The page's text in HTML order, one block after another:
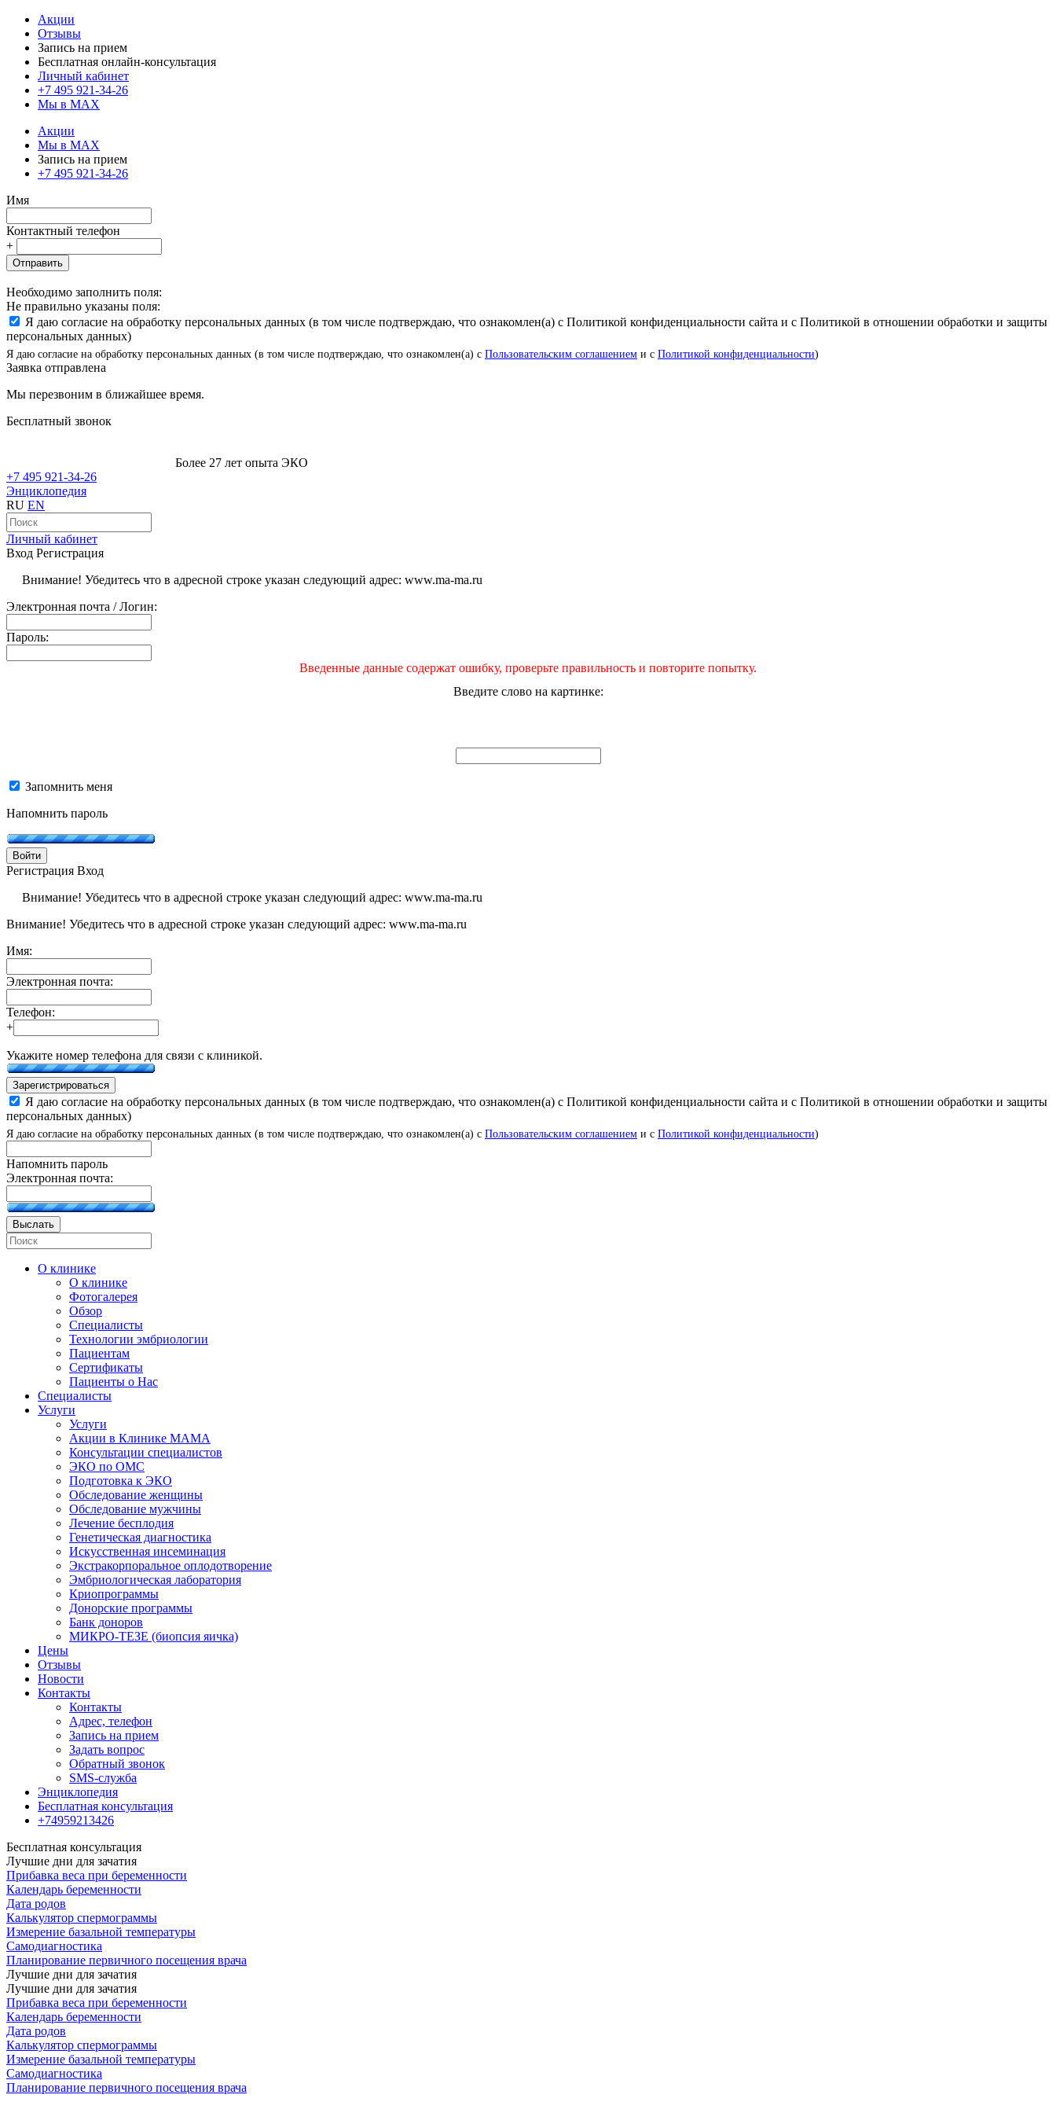
Акции
Отзывы
Запись на прием
Бесплатная онлайн-консультация
Личный кабинет
+7 495 921-34-26
Мы в MAX
Акции
Мы в MAX
Запись на прием
+7 495 921-34-26
Имя
Контактный телефон
+
Отправить
Необходимо заполнить поля:
Не правильно указаны поля:
Я даю согласие на обработку персональных данных (в том числе подтверждаю, что ознакомлен(а) с Политикой конфиденциальности сайта и с Политикой в отношении обработки и защиты
персональных данных)
Я даю согласие на обработку персональных данных (в том числе подтверждаю, что ознакомлен(а) с Пользовательским соглашением и с Политикой конфиденциальности)
Заявка отправлена
Мы перезвоним в ближайшее время.
Бесплатный звонок
Более 27 лет опыта ЭКО
+7 495 921-34-26
Энциклопедия
RU EN
Личный кабинет
Вход Регистрация
Внимание! Убедитесь что в адресной строке указан следующий адрес: www.ma-ma.ru
Электронная почта / Логин:
Пароль:
Введенные данные содержат ошибку, проверьте правильность и повторите попытку.
Введите слово на картинке:
Запомнить меня
Напомнить пароль
Войти
Регистрация Вход
Внимание! Убедитесь что в адресной строке указан следующий адрес: www.ma-ma.ru
Внимание! Убедитесь что в адресной строке указан следующий адрес: www.ma-ma.ru
Имя:
Электронная почта:
Телефон:
+
Укажите номер телефона для связи с клиникой.
Зарегистрироваться
Я даю согласие на обработку персональных данных (в том числе подтверждаю, что ознакомлен(а) с Политикой конфиденциальности сайта и с Политикой в отношении обработки и защиты
персональных данных)
Я даю согласие на обработку персональных данных (в том числе подтверждаю, что ознакомлен(а) с Пользовательским соглашением и с Политикой конфиденциальности)
Напомнить пароль
Электронная почта:
Выслать
О клинике
О клинике
Фотогалерея
Обзор
Специалисты
Технологии эмбриологии
Пациентам
Сертификаты
Пациенты о Нас
Специалисты
Услуги
Услуги
Акции в Клинике МАМА
Консультации специалистов
ЭКО по ОМС
Подготовка к ЭКО
Обследование женщины
Обследование мужчины
Лечение бесплодия
Генетическая диагностика
Искусственная инсеминация
Экстракорпоральное оплодотворение
Эмбриологическая лаборатория
Криопрограммы
Донорские программы
Банк доноров
МИКРО-ТЕЗЕ (биопсия яичка)
Цены
Отзывы
Новости
Контакты
Контакты
Адрес, телефон
Запись на прием
Задать вопрос
Обратный звонок
SMS-служба
Энциклопедия
Бесплатная консультация
+74959213426
Бесплатная консультация
Лучшие дни для зачатия
Прибавка веса при беременности
Календарь беременности
Дата родов
Калькулятор спермограммы
Измерение базальной температуры
Самодиагностика
Планирование первичного посещения врача
Лучшие дни для зачатия
Лучшие дни для зачатия
Прибавка веса при беременности
Календарь беременности
Дата родов
Калькулятор спермограммы
Измерение базальной температуры
Самодиагностика
Планирование первичного посещения врача